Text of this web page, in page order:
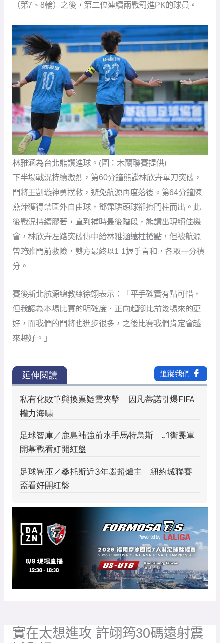
（第7、8輪）之後，第二位連續兩戰罰進PK的球員。
林雅涵為台北熊讚進球。(圖：木蘭聯賽提供)
下半場戰況持續激烈，第60分鐘熊讚林欣卉單刀突破，
門將王剴璇神勇撲救，避免航源再度落後。第64分鐘陳
燕萍獲得禁區外自由球，鄧霈璘頭球卻擦門柱而出。此
後戰況持續膠著，直到補時最後階段，熊讚出現絕佳機
會，林欣卉左路突破傳中給林雅涵遠柱搶點，但被航源
曾筠雅門前救險，雙方最終以1-1握手言和，各取一分積
分。
賽後新北航源總教練徐翊表示：「平手確實有點可惜，
但我認為本場比賽的明確度、正向起腳比前幾場來的更
好，而我們的門將也進步很多，之後比賽我們肯定會越
來越好。」
實在太想進攻 許翊筠30碼遠射震